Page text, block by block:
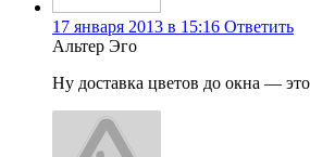
17 января 2013 в 15:16 Ответить
Альтер Эго
Ну доставка цветов до окна —